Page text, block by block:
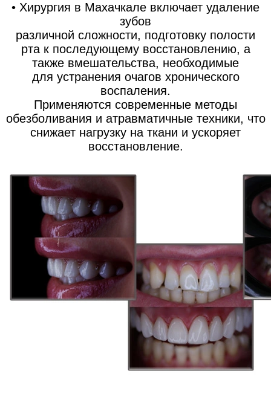
• Хирургия в Махачкале включает удаление
зубов
различной сложности, подготовку полости
рта к последующему восстановлению, а
также вмешательства, необходимые
для устранения очагов хронического
воспаления.
Применяются современные методы
обезболивания и атравматичные техники, что
снижает нагрузку на ткани и ускоряет
восстановление.